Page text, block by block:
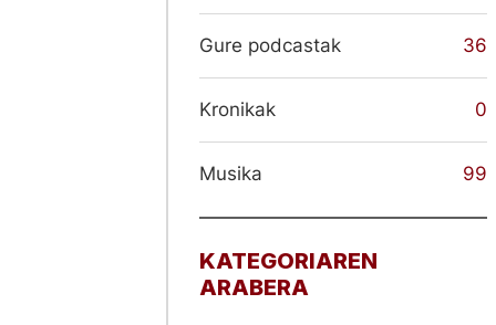
Gure podcastak 36
Kronikak 0
Musika 99
KATEGORIAREN
ARABERA